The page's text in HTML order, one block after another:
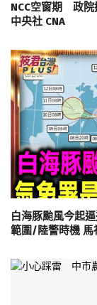
NCC空窗期 政院
中央社 CNA
白海豚颱風今起
範圍/陸警時機 馬